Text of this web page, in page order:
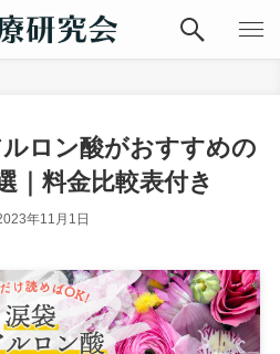
ロン酸がおすすめの
｜料金比較表付き
年11月1日